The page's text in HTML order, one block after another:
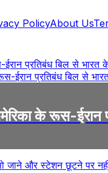
PolicyAbout Us
प्रतिबंध बिल से भारत
के रूस-ईरान